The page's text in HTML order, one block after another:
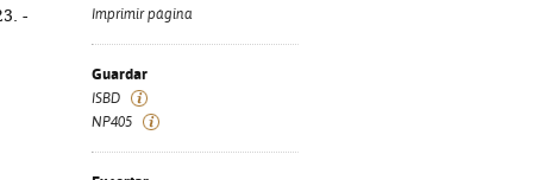
-
Imprimir página
Guardar
ISBD
NP405